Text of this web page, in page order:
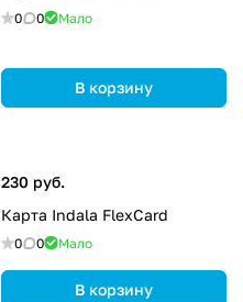
0 0 Мало
В корзину
230 руб.
Карта Indala FlexCard
0 0 Мало
В корзину